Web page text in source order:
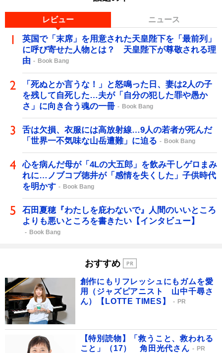
レビュー ニュース
英国で「末席」を用意された天皇陛下を「最前列」
に呼び寄せた人物とは？ 天皇陛下が尊敬される理
由
Book Bang
「死ぬとか言うな！」と怒鳴った日、妻は2人の子
を残して自死した…夫が「自分の犯した罪や愚か
さ」に向き合う魂の一冊
Book Bang
舌は欠損、衣服には高放射線…9人の若者が死んだ
「世界一不気味な山岳遭難」に迫る
Book Bang
心を病んだ母が「4Lの大五郎」を飲み干しゲロまみ
れに…ノブコブ徳井が「感情を失くした」子供時代
を明かす
Book Bang
石田夏穂『わたしを庇わないで』人間のいいところ
よりも悪いところを書きたい【インタビュー】
Book Bang
おすすめ
創作にもリフレッシュにもガムを愛
用（ジャズピアニスト 山中千尋さ
ん）【LOTTE TIMES】
PR
【特別読物】「救うこと、救われる
こと」（17） 角田光代さん
PR